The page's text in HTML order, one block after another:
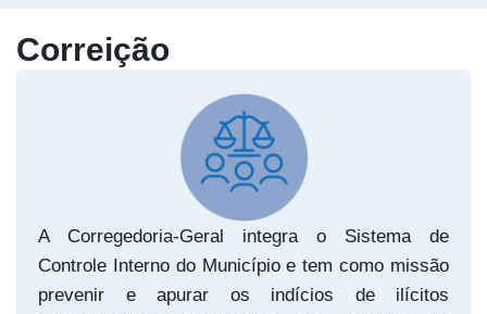
Correição
A Corregedoria-Geral integra o Sistema de
Controle Interno do Município e tem como missão
prevenir e apurar os indícios de ilícitos